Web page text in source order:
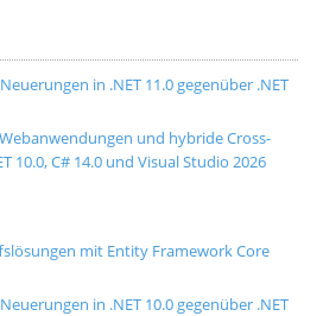
in .NET 11.0 gegenüber .NET
und hybride Cross-
10.0, C# 14.0 und Visual Studio 2026
mit Entity Framework Core
in .NET 10.0 gegenüber .NET